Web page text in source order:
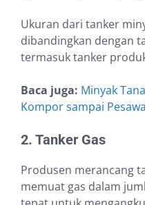
Ukuran dari tanker
dibandingkan dengan
termasuk tanker
Baca juga: Minyak
Kompor sampai
2. Tanker Gas
Produsen merancang
memuat gas dalam